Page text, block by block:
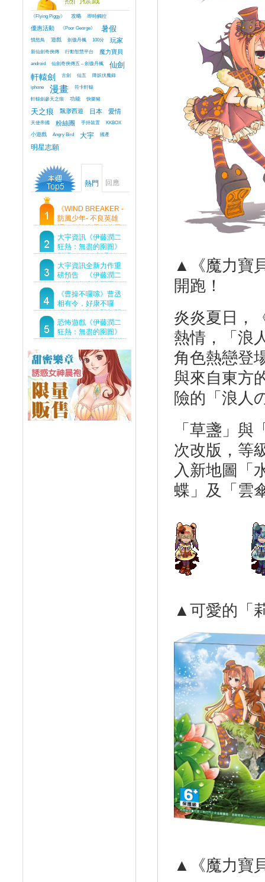
《Flying Piggy》 攻略 即時觸控
優惠活動 《Poor George》 暑假
憤怒鳥 遊戲 劍傲丹楓 100分 玩家
新仙劍奇俠傳 行動智慧平台 魔力寶貝
android 仙劍奇俠傳五 – 劍傲丹楓 仙劍
軒轅劍 古劍 仙五
降妖伏魔錄
iphone
漫畫
符卡軒轅
軒轅劍參天之痕
功能 快樂豬
天之痕 飄渺西遊 日本 愛情
天使帝國 粉絲團 手持裝置
KKBOX
小遊戲
Angry Bird 大宇 國產
明星志願
熱門 回應
《WIND BREAKER -
防風少年- 不良英雄
譚》傳說中最強的男
人現身！即將顛覆風
鈴高中！
大宇資訊《伊藤潤二
狂熱：無盡的囹圄》
登場 Steam 新品節
首支預告片及遊戲
Demo重磅釋出
大宇資訊全新力作重
磅預告 《伊藤潤二
狂熱：無盡的囹圄》
驚悚亮相 ！伊藤潤二
恐怖世界首度進軍
Steam
《曹操不囉嗦》曹丞
相有令，好康不囉
嗦！事前預約即刻開
跑！
恐怖遊戲《伊藤潤二
狂熱：無盡的囹圄》
今登陸Steam 詭異洋
樓開啟 同步釋出最新
預告片
▲《魔力寶
開跑！
炎炎夏日，
熱情，「浪
角色熱戀登
與來自東方
險的「浪人
「草盞」
次改版，等
入新地圖「
蝶」及「雲
▲可愛的「
▲《魔力寶